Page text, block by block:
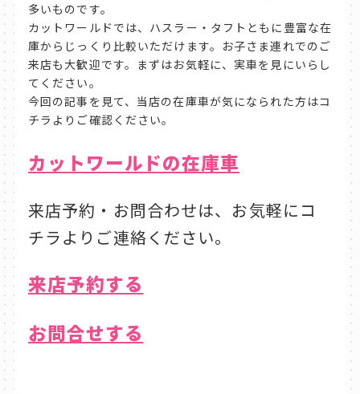
多いものです。
カットワールドでは、ハスラー・タフトともに豊富な在
庫からじっくり比較いただけます。お子さま連れでのご
来店も大歓迎です。まずはお気軽に、実車を見にいらし
てください。
今回の記事を見て、当店の在庫車が気になられた方はコ
チラよりご確認ください。
カットワールドの在庫車
来店予約・お問合わせは、お気軽にコ
チラよりご連絡ください。
来店予約する
お問合せする